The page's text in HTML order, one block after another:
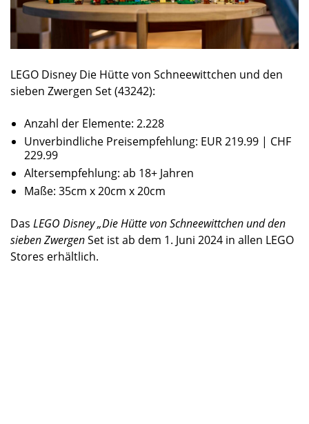
LEGO Disney Die Hütte von Schneewittchen und den
sieben Zwergen Set (43242):
Anzahl der Elemente: 2.228
Unverbindliche Preisempfehlung: EUR 219.99 | CHF
229.99
Altersempfehlung: ab 18+ Jahren
Maße: 35cm x 20cm x 20cm
Das LEGO Disney „Die Hütte von Schneewittchen und den
sieben ZwergenSet ist ab dem 1. Juni 2024 in allen LEGO
Stores erhältlich.